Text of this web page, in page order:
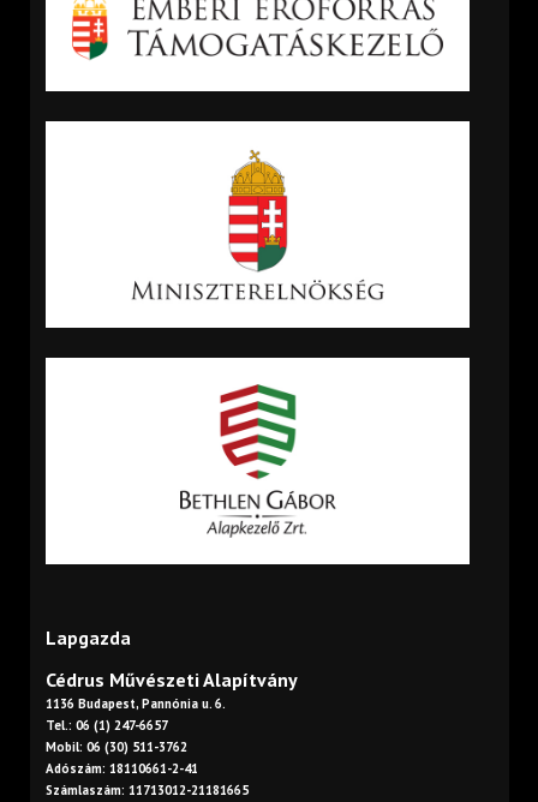
Lapgazda
Cédrus Művészeti Alapítvány
1136 Budapest, Pannónia u. 6.
Tel.: 06 (1) 247-6657
Mobil: 06 (30) 511-3762
Adószám: 18110661-2-41
Számlaszám: 11713012-21181665